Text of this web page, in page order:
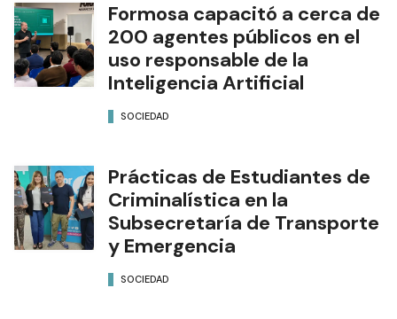
Formosa capacitó a cerca de
200 agentes públicos en el
uso responsable de la
Inteligencia Artificial
SOCIEDAD
Prácticas de Estudiantes de
Criminalística en la
Subsecretaría de Transporte
y Emergencia
SOCIEDAD